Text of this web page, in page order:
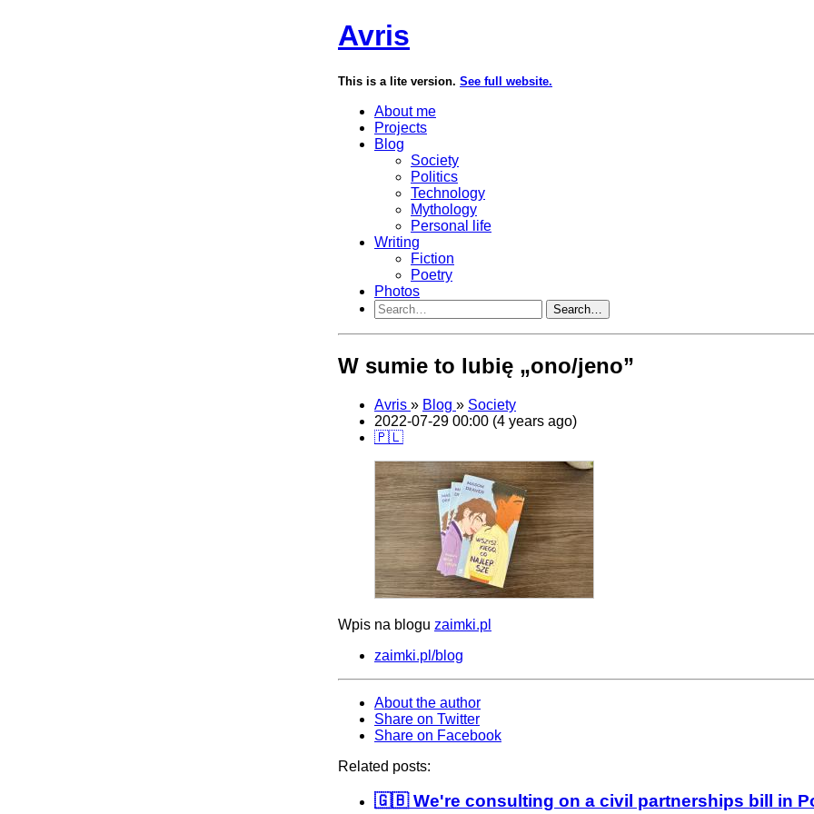
Avris
This is a lite version. See full website.
About me
Projects
Blog
Society
Politics
Technology
Mythology
Personal life
Writing
Fiction
Poetry
Photos
Search…
W sumie to lubię „ono/jeno”
Avris » Blog » Society
2022-07-29 00:00 (4 years ago)
🇵🇱
Wpis na blogu zaimki.pl
zaimki.pl/blog
About the author
Share on Twitter
Share on Facebook
Related posts:
🇬🇧 We're consulting on a civil partnerships bill in